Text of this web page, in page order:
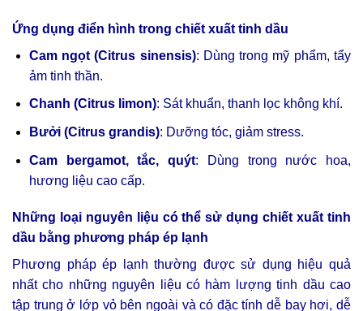
Ứng dụng điển hình trong chiết xuất tinh dầu
Cam ngọt (Citrus sinensis): Dùng trong mỹ phẩm, tẩy
ảm tinh thần.
Chanh (Citrus limon): Sát khuẩn, thanh lọc không khí.
Bưởi (Citrus grandis): Dưỡng tóc, giảm stress.
Cam bergamot, tắc, quýt: Dùng trong nước hoa,
hương liệu cao cấp.
Những loại nguyên liệu có thể sử dụng chiết xuất tinh
dầu bằng phương pháp ép lạnh
Phương pháp ép lạnh thường được sử dụng hiệu quả
nhất cho những nguyên liệu có hàm lượng tinh dầu cao
tập trung ở lớp vỏ bên ngoài và có đặc tính dễ bay hơi, dễ